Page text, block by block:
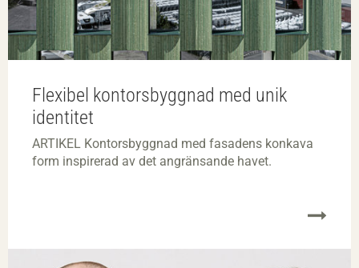
Flexibel kontorsbyggnad med unik
identitet
ARTIKEL Kontorsbyggnad med fasadens konkava
form inspirerad av det angränsande havet.